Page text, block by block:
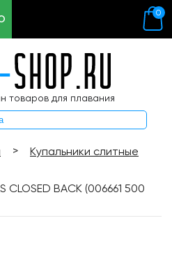
товаров для плавания
0
>
Купальники слитные
CLOSED BACK (006661 500